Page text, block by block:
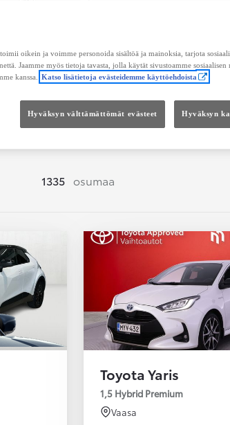
Hinta
Kokonaishinta
1335 osumaa
Toyota Yaris
1,5 Hybrid Premium
Vaasa
oikein ja voimme personoida sisältöä ja mainoksia, tarjota
Jaamme myös tietoja tavasta, jolla käytät sivustoamme sosiaalisen
kanssa.
Katso lisätietoja evästeidemme käyttöehdoista
Hyväksyn välttämättömät evästeet Hyväksyn